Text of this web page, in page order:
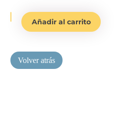
original
24,99€.
actual
Clixo
-
verde/azul
Añadir al carrito